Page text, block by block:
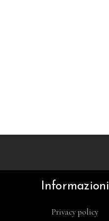
Informazioni
Privacy policy